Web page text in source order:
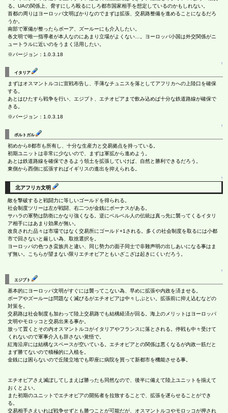
る。UAの関係上、脅すにしろ殴るにしろ都市国家相手を想定しているのかもしれない。
首都の周りはヨーロッパ文明ばかりなのでまずは拡張、交易路整備を進めることになるだろ
うか。
南部で軍備が整ったらボーア、ズールーにも介入したい。
各文明で唯一指導者が本人なのにあまり立場がよくない…。ヨーロッパ小国は外交関係がニ
ュートラルに近いのをうまく活用したい。
※バージョン：1.0.3.18
↑
イタリア
まずはオスマントルコに宣戦布告し、手薄なチュニスを落としてアフリカへの上陸口を確保
する。
あとはひたすら戦争を行い、エジプト、エチオピアまで飲み込めば十分な鉄道路線が確保で
きる。
※バージョン：1.0.3.18
↑
ポルトガル
初めから8都市も所有し、十分な生産力と交易拠点を持っている。
初期ユニットは非常に少ないので、まずは軍拡から進めよう。
あとは鉄道路線を確保できるよう領土を拡張していけば、自然と勝利できるだろう。
東側から西側に拡張すればイギリスの進出を抑えられる。
↑
北アフリカ文明
敵を撃破すると戦闘力に等しいゴールドを得られる。
社会制度ツリーは左が戦闘、右二つが金銭にボーナスがある。
サハラの軍勢は防衛にかなり強くなる。逆にベルベル人の伝統は真っ先に襲ってくるイタリ
ア相手にはあまり効果が無い。
改良された品々は市場ではなく交易所にゴールド+1される。多くの社会制度を取るには小都
市で回さないと厳しい為、取捨選択を。
ヨーロッパの色つき蛮族共と違い、同じ勢力の面子同士で非難声明の出しあいになる事はま
ず無い。こちらが望まない限りエチオピアともいざこざは起きにくいだろう。
↑
エジプト
基本的にヨーロッパ文明がすぐには襲ってこない為、早めに拡張や内政を済ませる。
ボーアやズールーは問題なく滅びるがエチオピアは中々しぶとい。拡張前に抑え込むなどの
対策を。
交易路は社会制度も加わって陸上交易路でも結構経済が回る。海上のメリットはヨーロッパ
文明やモロッコと交易出来る事か。
放って置くとその内オスマントルコがイタリアやフランスに落とされる。停戦も中々受けて
くれないので軍事介入も辞さない覚悟で。
紅海沿岸には結構なスペースが空いている。エチオピアとの関係は悪くなるが内政一筋だと
まず勝てないので積極的に入植を。
金銭には困らないので丘陵立地でも即座に病院を買って新都市を機能させる事。
エチオピアさえ滅ぼしてしまえば勝ったも同然なので、後半に備えて陸上ユニットを揃えて
おくとよい。
また初期のユニットでエチオピアの開拓者を拉致することで、拡張を遅らせることができ
る。
交易相手さえいれば戦争せずとも勝つことが可能だが、オスマントルコやモロッコが押され